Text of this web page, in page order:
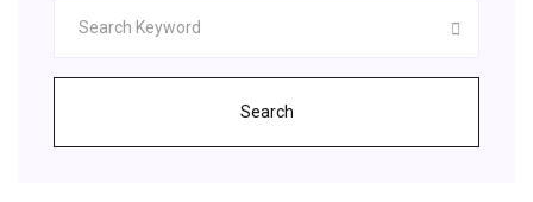
Search